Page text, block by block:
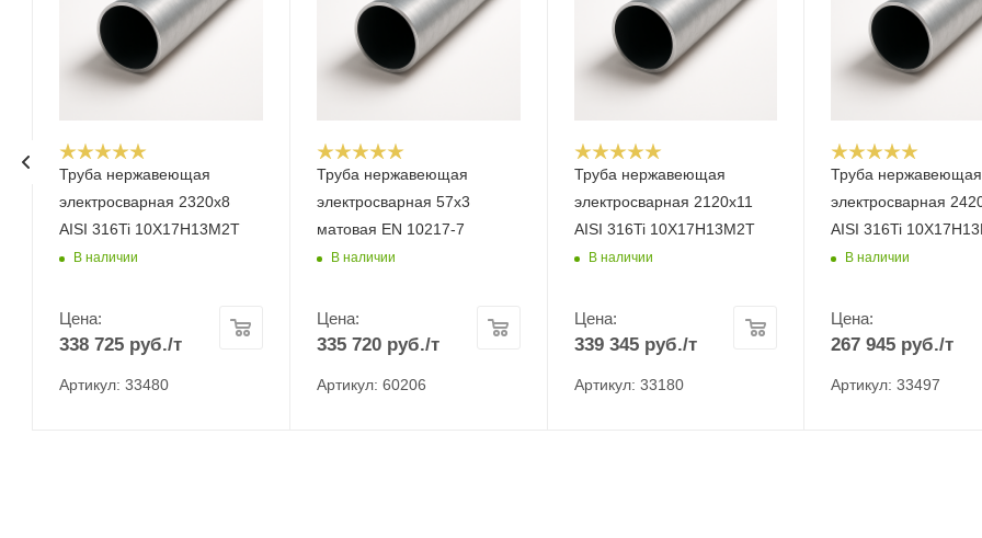
Труба нержавеющая
электросварная 2320х8
AISI 316Ti 10Х17Н13М2Т
В наличии
Цена:
338 725 руб./т
Артикул: 33480
Труба нержавеющая
электросварная 57x3
матовая EN 10217-7
В наличии
Цена:
335 720руб./т
Артикул: 60206
Труба нержавеющая
электросварная 2120х11
AISI 316Ti 10Х17Н13М2Т
В наличии
Цена:
339 345руб./т
Артикул: 33180
Труба нержавеющая
электросварная
AISI 316Ti
В наличии
Цена:
267 945 руб./т
Артикул: 33497